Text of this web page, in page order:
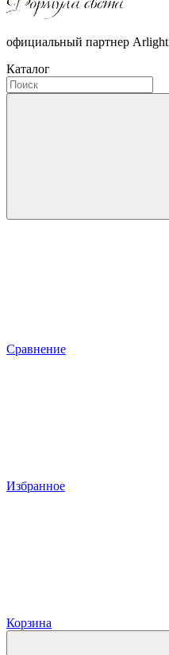
официальный партнер Arlight
Каталог
Сравнение
Избранное
Корзина